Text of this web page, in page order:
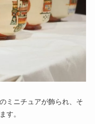
ミニチュアが飾られ、そ
す。